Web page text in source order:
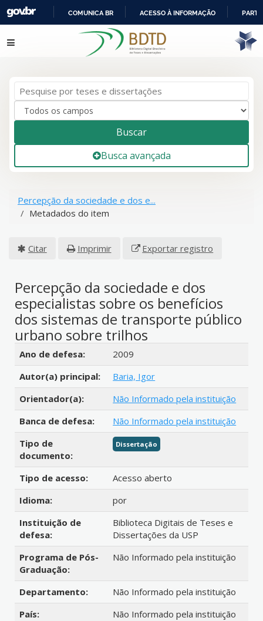
IR
PARA
COMUNICA BR ACESSO À INFORMAÇÃO
Pular para o conteúdo
Buscar
Busca avançada
Percepção da sociedade e dos e...
Metadados do item
Citar Imprimir Exportar registro
Percepção da sociedade e dos
especialistas sobre os benefícios
dos sistemas de transporte público
urbano sobre trilhos
Detalhes bibliográficos
Ano de defesa:
2009
Autor(a) principal:
Baria, Igor
Orientador(a):
Não Informado pela instituição
Banca de defesa:
Não Informado pela instituição
Tipo de
documento:
Dissertação
Tipo de acesso:
Acesso aberto
Idioma:
por
Instituição de
defesa:
Biblioteca Digitais de Teses e
Dissertações da USP
Programa de Pós-
Graduação:
Não Informado pela instituição
Departamento:
Não Informado pela instituição
País:
Não Informado pela instituição